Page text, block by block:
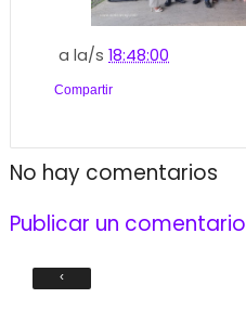
a la/s18:48:00
Compartir
No hay comentarios
Publicar un comentario
‹